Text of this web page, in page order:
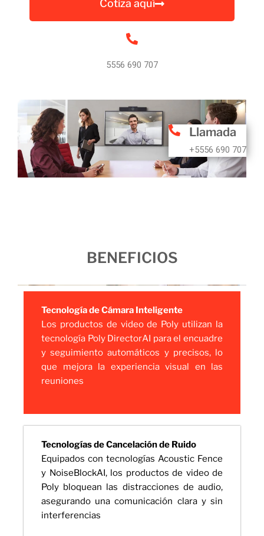
Cotiza aquí
5556 690 707
Llamada
+5556 690 707
BENEFICIOS
Tecnología de Cámara Inteligente
Los productos de video de Poly utilizan la
tecnología Poly DirectorAI para el encuadre
y seguimiento automáticos y precisos, lo
que mejora la experiencia visual en las
reuniones
Tecnologías de Cancelación de Ruido
Equipados con tecnologías Acoustic Fence
y NoiseBlockAI, los productos de video de
Poly bloquean las distracciones de audio,
asegurando una comunicación clara y sin
interferencias